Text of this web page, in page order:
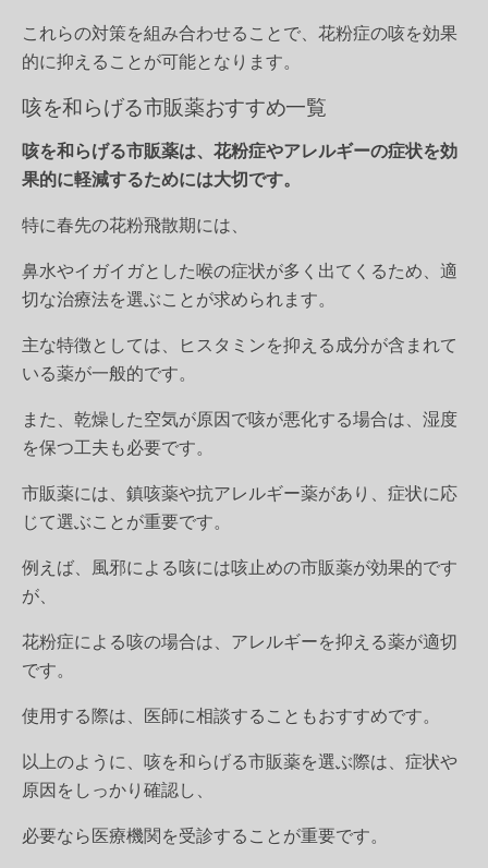
これらの対策を組み合わせることで、花粉症の咳を効果
的に抑えることが可能となります。
咳を和らげる市販薬おすすめ一覧
咳を和らげる市販薬は、花粉症やアレルギーの症状を効
果的に軽減するためには大切です。
特に春先の花粉飛散期には、
鼻水やイガイガとした喉の症状が多く出てくるため、適
切な治療法を選ぶことが求められます。
主な特徴としては、ヒスタミンを抑える成分が含まれて
いる薬が一般的です。
また、乾燥した空気が原因で咳が悪化する場合は、湿度
を保つ工夫も必要です。
市販薬には、鎮咳薬や抗アレルギー薬があり、症状に応
じて選ぶことが重要です。
例えば、風邪による咳には咳止めの市販薬が効果的です
が、
花粉症による咳の場合は、アレルギーを抑える薬が適切
です。
使用する際は、医師に相談することもおすすめです。
以上のように、咳を和らげる市販薬を選ぶ際は、症状や
原因をしっかり確認し、
必要なら医療機関を受診することが重要です。